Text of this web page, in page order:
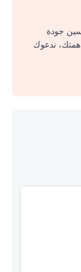
جودة
ندعوك